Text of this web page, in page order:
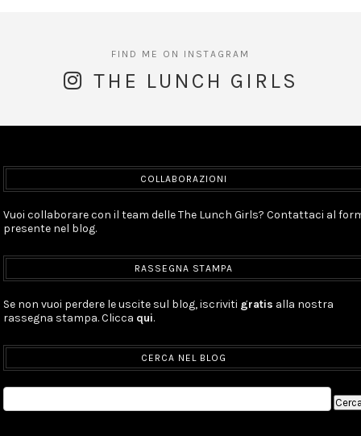
THE LUNCH GIRLS
COLLABORAZIONI
Vuoi collaborare con il team delle The Lunch Girls? Contattaci al
presente nel blog.
RASSEGNA STAMPA
Se non vuoi perdere le uscite sul blog, iscriviti gratis alla nostra
rassegna stampa. Clicca qui.
CERCA NEL BLOG